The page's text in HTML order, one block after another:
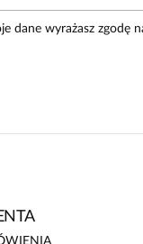
dane wyrażasz zgodę